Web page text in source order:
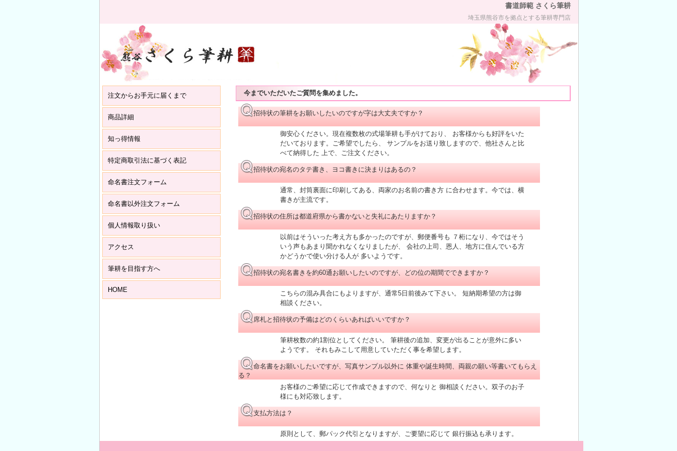
書道師範 さくら筆耕
埼玉県熊谷市を拠点とする筆耕専門店
注文からお手元に届くまで
商品詳細
知っ得情報
特定商取引法に基づく表記
命名書注文フォーム
命名書以外注文フォーム
個人情報取り扱い
アクセス
筆耕を目指す方へ
HOME
今までいただいたご質問を集めました。
招待状の筆耕をお願いしたいのですが字は大丈夫ですか？
御安心ください。現在複数枚の式場筆耕も手がけており、 お客様からも好評をいた
だいております。ご希望でしたら、 サンプルをお送り致しますので、他社さんと比
べて納得した 上で、ご注文ください。
招待状の宛名のタテ書き、ヨコ書きに決まりはあるの？
通常、封筒裏面に印刷してある、両家のお名前の書き方 に合わせます。今では、横
書きが主流です。
招待状の住所は都道府県から書かないと失礼にあたりますか？
以前はそういった考え方も多かったのですが、郵便番号も ７桁になり、今ではそう
いう声もあまり聞かれなくなりましたが、 会社の上司、恩人、地方に住んでいる方
かどうかで使い分ける人が 多いようです。
招待状の宛名書きを約60通お願いしたいのですが、どの位の期間でできますか？
こちらの混み具合にもよりますが、通常5日前後みて下さい。 短納期希望の方は御
相談ください。
席札と招待状の予備はどのくらいあればいいですか？
筆耕枚数の約1割位としてください。 筆耕後の追加、変更が出ることが意外に多い
ようです。 それもみこして用意していただく事を希望します。
命名書をお願いしたいですが、写真サンプル以外に 体重や誕生時間、両親の願い等書いてもらえ
る？
お客様のご希望に応じて作成できますので、何なりと 御相談ください。双子のお子
様にも対応致します。
支払方法は？
原則として、郵パック代引となりますが、ご要望に応じて 銀行振込も承ります。